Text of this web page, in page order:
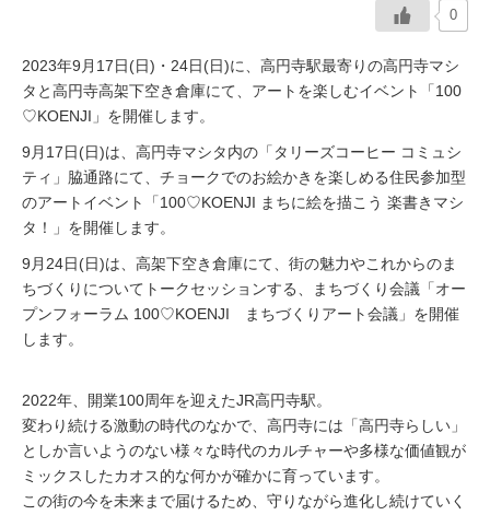
0
2023年9月17日(日)・24日(日)に、高円寺駅最寄りの高円寺マシ
タと高円寺高架下空き倉庫にて、アートを楽しむイベント「100
♡KOENJI」を開催します。
9月17日(日)は、高円寺マシタ内の「タリーズコーヒー コミュシ
ティ」脇通路にて、チョークでのお絵かきを楽しめる住民参加型
のアートイベント「100♡KOENJI まちに絵を描こう 楽書きマシ
タ！」を開催します。
9月24日(日)は、高架下空き倉庫にて、街の魅力やこれからのま
ちづくりについてトークセッションする、まちづくり会議「オー
プンフォーラム 100♡KOENJI まちづくりアート会議」を開催
します。
2022年、開業100周年を迎えたJR高円寺駅。
変わり続ける激動の時代のなかで、高円寺には「高円寺らしい」
としか言いようのない様々な時代のカルチャーや多様な価値観が
ミックスしたカオス的な何かが確かに育っています。
この街の今を未来まで届けるため、守りながら進化し続けていく